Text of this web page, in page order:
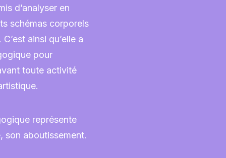
d’analyser en
schémas corporels
ainsi qu’elle a
pour
toute activité
représente
son aboutissement.